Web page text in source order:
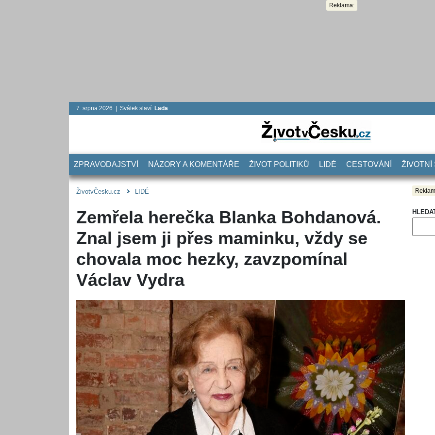
Reklama:
7. srpna 2026 | Svátek slaví: Lada
ZPRAVODAJSTVÍ NÁZORY A KOMENTÁŘE ŽIVOT POLITIKŮ LIDÉ CESTOVÁNÍ ŽIVOTNÍ
ŽivotvČesku.cz LIDÉ
Zemřela herečka Blanka Bohdanová.
Znal jsem ji přes maminku, vždy se
chovala moc hezky, zavzpomínal
Václav Vydra